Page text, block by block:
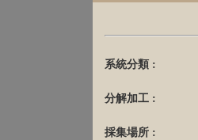
系統分類 :
分解加工 :
採集場所 :